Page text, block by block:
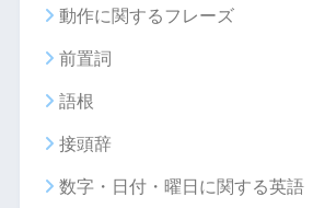
動作に関するフレーズ
前置詞
語根
接頭辞
数字・日付・曜日に関する英語